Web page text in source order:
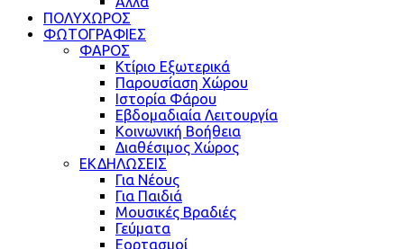
ΠΟΛΥΧΩΡΟΣ
ΦΩΤΟΓΡΑΦΙΕΣ
ΦΑΡΟΣ
Κτίριο Εξωτερικά
Παρουσίαση Χώρου
Ιστορία Φάρου
Εβδομαδιαία Λειτουργία
Κοινωνική Βοήθεια
Διαθέσιμος Χώρος
ΕΚΔΗΛΩΣΕΙΣ
Για Νέους
Για Παιδιά
Μουσικές Βραδιές
Γεύματα
Εορτασμοί